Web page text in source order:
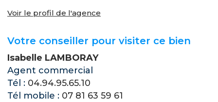
Voir le profil de l'agence
Votre conseiller pour visiter ce bien
Isabelle LAMBORAY
Agent commercial
Tél : 04.94.95.65.10
Tél mobile : 07 81 63 59 61